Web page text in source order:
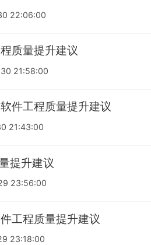
22:06:00
质量提升建议
21:58:00
件工程质量提升建议
21:43:00
提升建议
23:56:00
工程质量提升建议
23:18:00